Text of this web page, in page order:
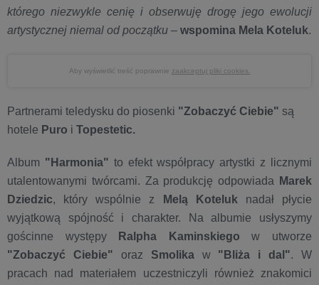
którego niezwykle cenię i obserwuję drogę jego ewolucji
artystycznej niemal od początku – wspomina Mela Koteluk.
Aby wyświetlić treść poprawnie zaakceptuj pliki cookies.
Partnerami teledysku do piosenki "Zobaczyć Ciebie" są
hotele Puro i Topestetic.
Album "Harmonia" to efekt współpracy artystki z licznymi
utalentowanymi twórcami. Za produkcję odpowiada
Marek
Dziedzic, który wspólnie z Melą Koteluk nadał płycie
wyjątkową spójność i charakter. Na albumie usłyszymy
gościnne występyRalpha Kaminskiego w utworze
"Zobaczyć Ciebie" oraz Smolikaw "Bliża i dal". W
pracach nad materiałem uczestniczyli również znakomici